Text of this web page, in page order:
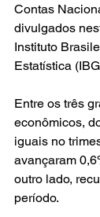
Contas
divulgados
Instituto
Estatística
Entre os três
econômicos,
iguais no
avançaram
outro lado,
período.